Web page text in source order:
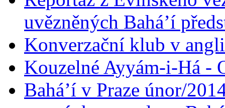
uvězněných Bahá’í
Konverzační klub v
Kouzelné Ayyám-i-Há -
Bahá’í v Praze únor/